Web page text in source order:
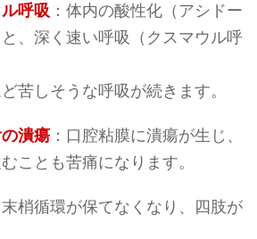
呼吸 ：体内の酸性化（アシドー
、深く速い呼吸（クスマウル呼
苦しそうな呼吸が続きます。
潰瘍 ：口腔粘膜に潰瘍が生じ、
ことも苦痛になります。
梢循環が保てなくなり、四肢が